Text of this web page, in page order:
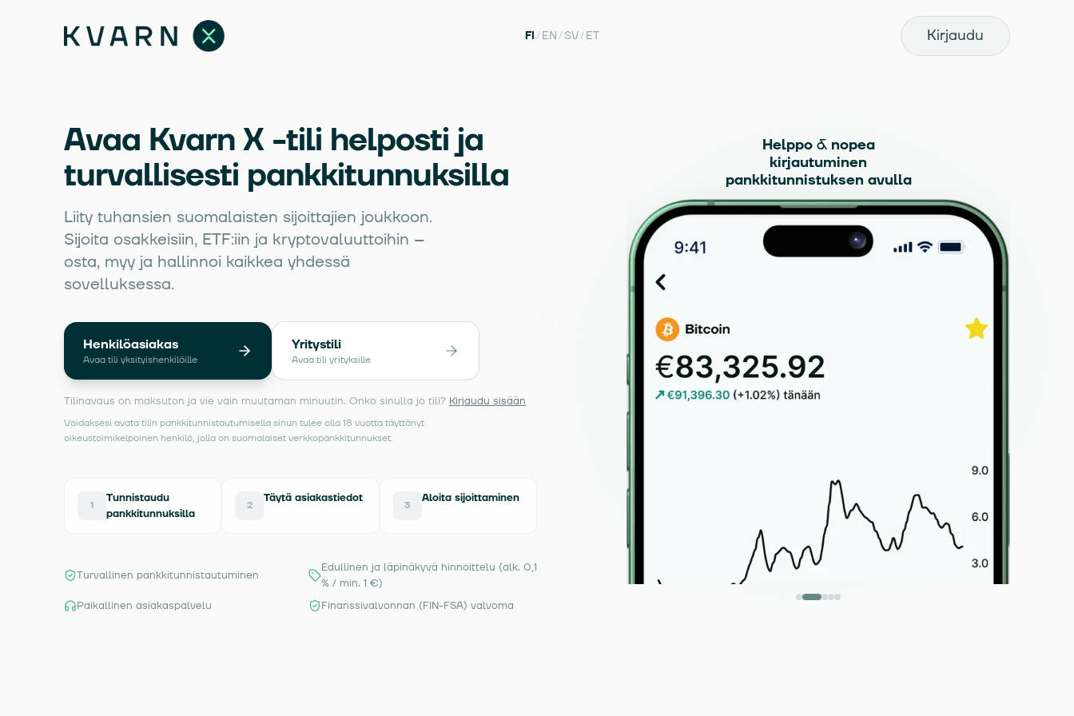
FI/EN/SV/ET Kirjaudu
Avaa Kvarn X -tili helposti ja
turvallisesti pankkitunnuksilla
Liity tuhansien suomalaisten sijoittajien joukkoon.
Sijoita osakkeisiin, ETF:iin ja kryptovaluuttoihin –
osta, myy ja hallinnoi kaikkea yhdessä
sovelluksessa.
Henkilöasiakas
Avaa tili yksityishenkilöille
Yritystili
Avaa tili yrityksille
Tilinavaus on maksuton ja vie vain muutaman minuutin. Onko sinulla jo tili? Kirjaudu sisään
Voidaksesi avata tilin pankkitunnistautumisella sinun tulee olla 18 vuotta täyttänyt
oikeustoimikelpoinen henkilö, jolla on suomalaiset verkkopankkitunnukset.
1
Tunnistaudu
pankkitunnuksilla
2
Täytä asiakastiedot
3
Aloita sijoittaminen
Turvallinen pankkitunnistautuminen
Edullinen ja läpinäkyvä hinnoittelu (alk. 0,1
% / min. 1 €)
Paikallinen asiakaspalvelu
Finanssivalvonnan (FIN-FSA) valvoma
Helppo & nopea
kirjautuminen
pankkitunnistuksen avulla